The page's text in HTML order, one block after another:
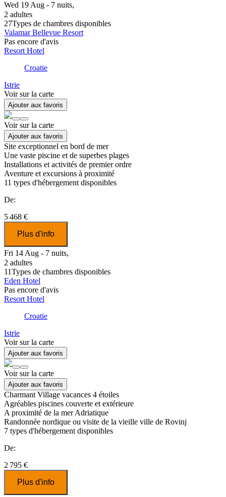
Wed 19 Aug - 7 nuits,
2 adultes
27Types de chambres disponibles
Valamar Bellevue Resort
Pas encore d'avis
Resort Hotel
Croatie
Istrie
Voir sur la carte
Ajouter aux favoris
Voir sur la carte
Ajouter aux favoris
Site exceptionnel en bord de mer
Une vaste piscine et de superbes plages
Installations et activités de premier ordre
Aventure et excursions à proximité
11 types d'hébergement disponibles
De:
5 468 €
Plus d'info
Fri 14 Aug - 7 nuits,
2 adultes
11Types de chambres disponibles
Eden Hotel
Pas encore d'avis
Resort Hotel
Croatie
Istrie
Voir sur la carte
Ajouter aux favoris
Voir sur la carte
Ajouter aux favoris
Charmant Village vacances 4 étoiles
Agréables piscines couverte et extérieure
A proximité de la mer Adriatique
Randonnée nordique ou visite de la vieille ville de Rovinj
7 types d'hébergement disponibles
De:
2 795 €
Plus d'info